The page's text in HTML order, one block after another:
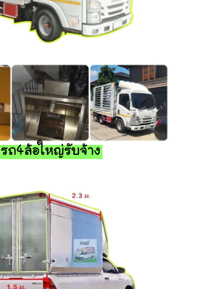
รถ4ล้อใหญ่รับจ้าง